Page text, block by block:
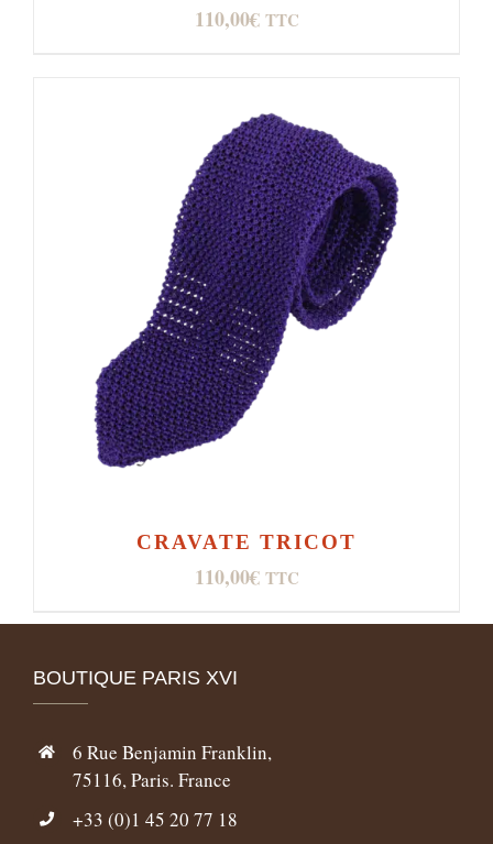
110,00€ TTC
CRAVATE TRICOT
110,00€ TTC
BOUTIQUE PARIS XVI
6 Rue Benjamin Franklin,
75116, Paris. France
+33 (0)1 45 20 77 18